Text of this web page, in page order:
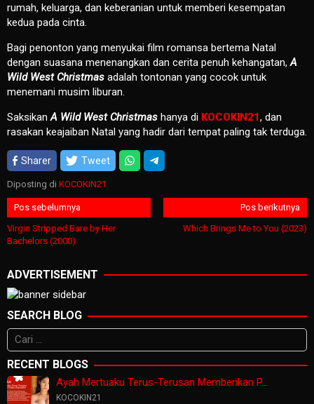
rumah, keluarga, dan keberanian untuk memberi kesempatan
kedua pada cinta.
Bagi penonton yang menyukai film romansa bertema Natal
dengan suasana menenangkan dan cerita penuh kehangatan,A
Wild West Christmas adalah tontonan yang cocok untuk
menemani musim liburan.
SaksikanA Wild West Christmas hanya di KOCOKIN21, dan
rasakan keajaiban Natal yang hadir dari tempat paling tak terduga.
Sharer Tweet
Diposting di KOCOKIN21
Navigasi
pos
Pos sebelumnya
Virgin Stripped Bare by Her
Bachelors (2000)
Pos berikutnya
Which Brings Me to You (2023)
ADVERTISEMENT
SEARCH BLOG
Cari
untuk:
RECENT BLOGS
Ayah Mertuaku Terus-Terusan Memberikan P…
KOCOKIN21